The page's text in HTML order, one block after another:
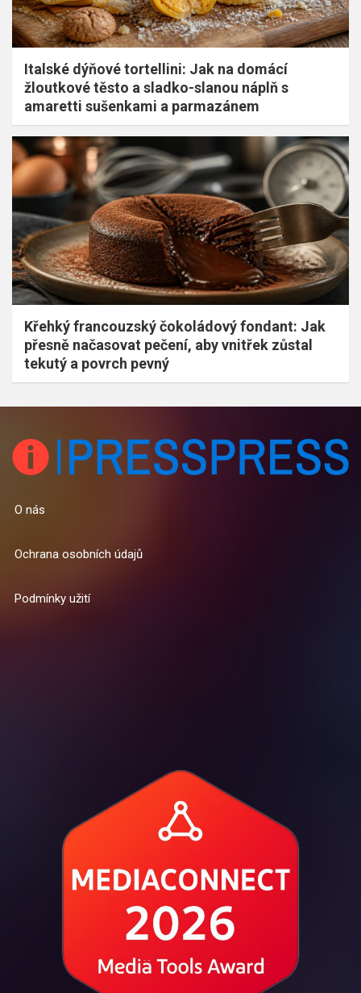
Italské dýňové tortellini: Jak na domácí
žloutkové těsto a sladko-slanou náplň s
amaretti sušenkami a parmazánem
Křehký francouzský čokoládový fondant: Jak
přesně načasovat pečení, aby vnitřek zůstal
tekutý a povrch pevný
O nás
Ochrana osobních údajů
Podmínky užití